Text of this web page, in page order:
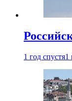
1 год спустя1